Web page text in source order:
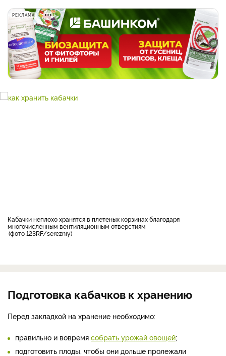
РЕКЛАМА
Кабачки неплохо хранятся в плетеных корзинах благодаря
многочисленным вентиляционным отверстиям
фото 123RF/serezniy
Подготовка кабачков к хранению
Перед закладкой на хранение необходимо:
правильно и вовремя собрать урожай овощей;
подготовить плоды, чтобы они дольше пролежали